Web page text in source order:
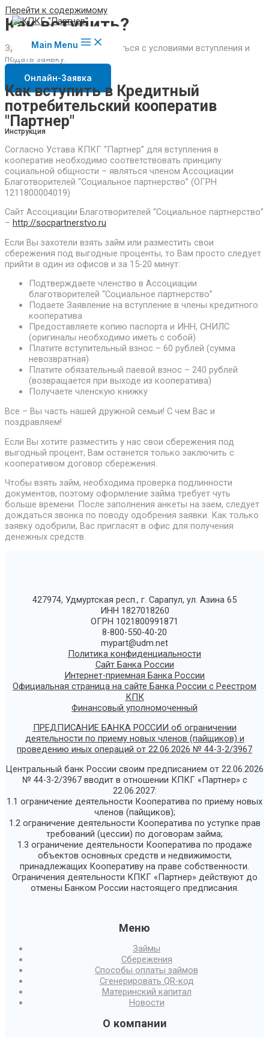
Перейти к содержимому
Main Menu
Как вступить?
Здесь вы можете ознакомиться с условиями вступления и
подать заявку.
Онлайн-Заявка
Как вступить в Кредитный
потребительский кооператив
"Партнер"
Инструкция
Согласно Устава КПКГ “Партнер” для вступления в
кооператив необходимо соответствовать принципу
социальной общности – являться членом Ассоциации
Благотворителей “Социальное партнерство” (ОГРН
1211800004019)
Сайт Ассоциации Благотворителей “Социальное партнерство”
– http://socpartnerstvo.ru
Если Вы захотели взять займ или разместить свои
сбережения под выгодные проценты, то Вам просто следует
прийти в один из офисов и за 15-20 минут:
Подтверждаете членство в Ассоциации
благотворителей “Социальное партнерство”
Подаете Заявление на вступление в члены кредитного
кооператива
Предоставляете копию паспорта и ИНН, СНИЛС
(оригиналы необходимо иметь с собой)
Платите вступительный взнос – 60 рублей (сумма
невозвратная)
Платите обязательный паевой взнос – 240 рублей
(возвращается при выходе из кооператива)
Получаете членскую книжку
Все – Вы часть нашей дружной семьи! С чем Вас и
поздравляем!
Если Вы хотите разместить у нас свои сбережения под
выгодный процент, Вам останется только заключить с
кооперативом договор сбережения.
Чтобы взять займ, необходима проверка подлинности
документов, поэтому оформление займа требует чуть
больше времени. После заполнения анкеты на заем, следует
дождаться звонка по поводу одобрения заявки. Как только
заявку одобрили, Вас пригласят в офис для получения
денежных средств.
427974, Удмуртская респ., г. Сарапул, ул. Азина 65
ИНН 1827018260
ОГРН 1021800991871
8-800-550-40-20
mypart@udm.net
Политика конфиденциальности
Сайт Банка России
Интернет-приемная Банка России
Официальная страница на сайте Банка России с Реестром
КПК
Финансовый уполномоченный
ПРЕДПИСАНИЕ БАНКА РОССИИ об ограничении
деятельности по приему новых членов (пайщиков) и
проведению иных операций от 22.06.2026 № 44-3-2/3967
Центральный банк России своим предписанием от 22.06.2026
№ 44-3-2/3967 вводит в отношении КПКГ «Партнер» с
22.06.2027:
1.1 ограничение деятельности Кооператива по приему новых
членов (пайщиков);
1.2 ограничение деятельности Кооператива по уступке прав
требований (цессии) по договорам займа;
1.3 ограничение деятельности Кооператива по продаже
объектов основных средств и недвижимости,
принадлежащих Кооперативу на праве собственности.
Ограничения деятельности КПКГ «Партнер» действуют до
отмены Банком России настоящего предписания.
Меню
Займы
Сбережения
Способы оплаты займов
Сгенерировать QR-код
Материнский капитал
Новости
О компании